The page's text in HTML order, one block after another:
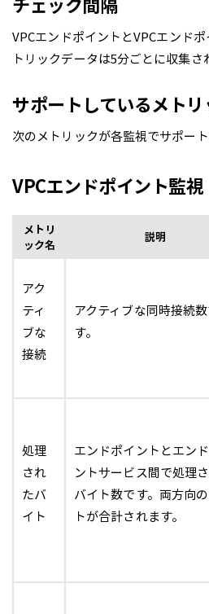
VPCエンドポイントとVPCエンド
トリックデータは5分ごとに収集さ
サポートしているメトリ
次のメトリックが各監視でサポート
VPCエンドポイント監視
メトリ
ック名
説明
アク
ティ
ブな
接続
アクティブな同時接続
す。
処理
され
たバ
イト
エンドポイントとエン
ントサービス間で処理
バイト数です。両方向
トが合計されます。